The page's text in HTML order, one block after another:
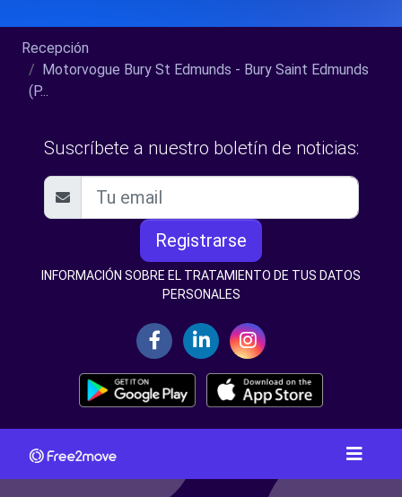
Recepción
Motorvogue Bury St Edmunds - Bury Saint Edmunds
(P...
Suscríbete a nuestro boletín de noticias:
Registrarse
INFORMACIÓN SOBRE EL TRATAMIENTO DE TUS DATOS
PERSONALES